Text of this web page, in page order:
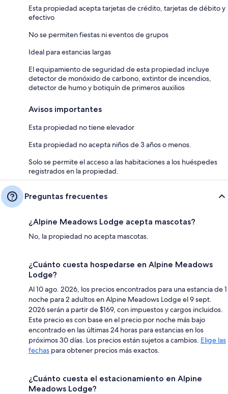
Esta propiedad acepta tarjetas de crédito, tarjetas de débito y
efectivo
No se permiten fiestas ni eventos de grupos
Ideal para estancias largas
El equipamiento de seguridad de esta propiedad incluye
detector de monóxido de carbono, extintor de incendios,
detector de humo y botiquín de primeros auxilios
Avisos importantes
Esta propiedad no tiene elevador
Esta propiedad no acepta niños de 3 años o menos.
Solo se permite el acceso a las habitaciones a los huéspedes
registrados en la propiedad.
Preguntas frecuentes
¿Alpine Meadows Lodge acepta mascotas?
No, la propiedad no acepta mascotas.
¿Cuánto cuesta hospedarse en Alpine Meadows
Lodge?
Al 10 ago. 2026, los precios encontrados para una estancia de 1
noche para 2 adultos en Alpine Meadows Lodge el 9 sept.
2026 serán a partir de $169, con impuestos y cargos incluidos.
Este precio es con base en el precio por noche más bajo
encontrado en las últimas 24 horas para estancias en los
próximos 30 días. Los precios están sujetos a cambios. Elige las
fechas para obtener precios más exactos.
¿Cuánto cuesta el estacionamiento en Alpine
Meadows Lodge?